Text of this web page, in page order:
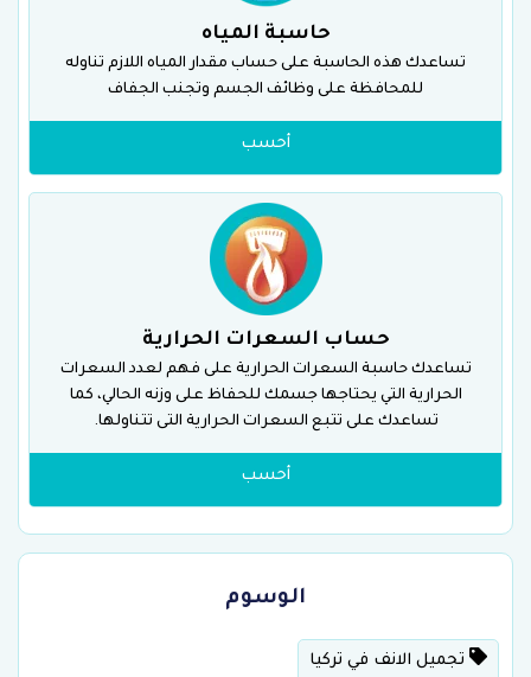
حاسبة المياه
تساعدك هذه الحاسبة على حساب مقدار المياه اللازم تناوله
للمحافظة على وظائف الجسم وتجنب الجفاف
أحسب
حساب السعرات الحرارية
تساعدك حاسبة السعرات الحرارية على فهم لعدد السعرات
الحرارية التي يحتاجها جسمك للحفاظ على وزنه الحالي، كما
تساعدك على تتبع السعرات الحرارية التى تتناولها.
أحسب
الوسوم
تجميل الانف في تركيا